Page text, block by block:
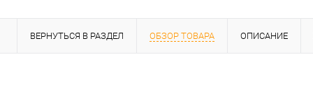
ВЕРНУТЬСЯ В РАЗДЕЛ ОБЗОР ТОВАРА ОПИСАНИЕ